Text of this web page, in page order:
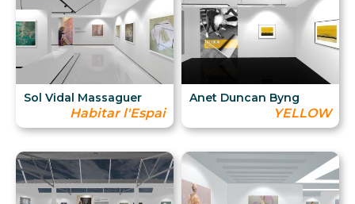
Sol Vidal Massaguer
Habitar l'Espai
Anet Duncan Byng
YELLOW